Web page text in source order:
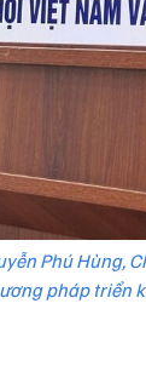
Phú Hùng,
pháp triển